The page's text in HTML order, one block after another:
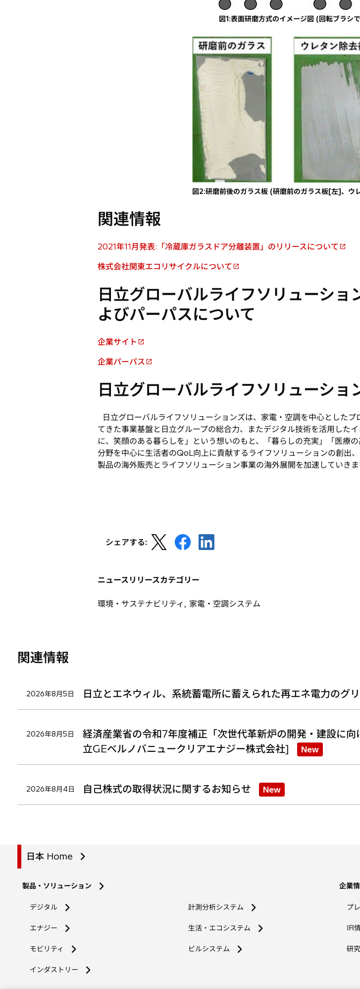
図1:表面研磨方式のイメージ図 (回転ブラシ
図2:研磨前後のガラス板 (研磨前のガラス板[左]、
関連情報
2021年11月発表:「冷蔵庫ガラスドア分離装置」のリリースについて
新
し
タ
ブ
で
開
株式会社関東エコリサイクルについて
新
い
タ
ブ
開
日立グローバルライフソリューショ
よびパーパスについて
企業サイト
新
し
タ
ブ
開
く
企業パーパス
新
い
ブ
で
開
く
日立グローバルライフソリューショ
日立グローバルライフソリューションズは、家電・空調を中心とした
てきた事業基盤と日立グループの総合力、またデジタル技術を活用した
に、笑顔のある暮らしを」という想いのもと、「暮らしの充実」「医療
分野を中心に生活者のQoL向上に貢献するライフソリューションの創出
製品の海外販売とライフソリューション事業の海外展開を加速していきま
シェアする:
し
タ
で
新
で
開
し
で
ニュースリリースカテゴリー
環境・サステナビリティ, 家電・空調システム
関連情報
2026年8月5日 日立とエネウィル、系統蓄電所に蓄えられた再エネ電力のグ
2026年8月5日
経済産業省の令和7年度補正「次世代革新炉の開発・建設に
立GEベルノバニュークリアエナジー株式会社]
New
2026年8月4日 自己株式の取得状況に関するお知らせ New
日本 Home
製品・ソリューション
デジタル
エナジー
モビリティ
インダストリー
計測分析システム
生活・エコシステム
ビルシステム
企業
プ
IR
研